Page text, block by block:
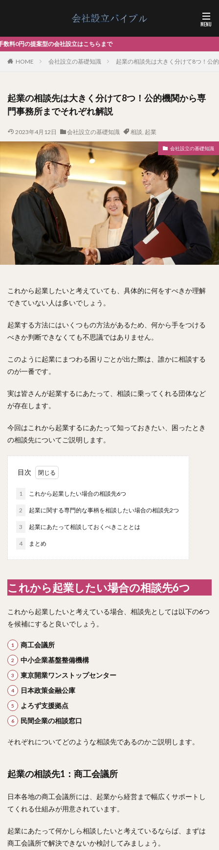
はこちらまで
HOME 会社設立の基礎知識 起業の相談先は大きく分けて8つ！公
起業の相談先は大きく分けて8つ！公的機関から専
門事務所までそれぞれ解説
2023年4月12日 会社設立の基礎知識 相談, 起業
会社設立の基礎知識
これから起業したいと考えていても、具体的に何をすべきか理解
できていない人は多いでしょう。
起業する方法にはいくつもの方法があるため、何から手をつける
べきか判断できなくても不思議ではありません。
このように起業にまつわる困りごとが出た際は、誰かに相談する
のが一番です。
実は皆さんが起業するにあたって、相談に乗ってくれる団体など
が存在します。
今回はこれから起業するにあたって知っておきたい、困ったとき
の相談先についてご説明します。
目次
1 これから起業したい場合の相談先6つ
2 起業に関する専門的な事柄を相談したい場合の相談先2つ
3 起業にあたって相談しておくべきこととは
4 まとめ
これから起業したい場合の相談先6つ
これから起業したいと考えている場合、相談先としては以下の6つ
を候補にすると良いでしょう。
商工会議所
中小企業基盤整備機構
東京開業ワンストップセンター
日本政策金融公庫
よろず支援拠点
民間企業の相談窓口
それぞれについてどのような相談先であるのかご説明します。
起業の相談先1：商工会議所
日本各地の商工会議所には、起業から経営まで幅広くサポートし
てくれる仕組みが用意されています。
起業にあたって何かしら相談したいと考えているならば、まずは
商工会議所で解決できないか検討してみましょう。